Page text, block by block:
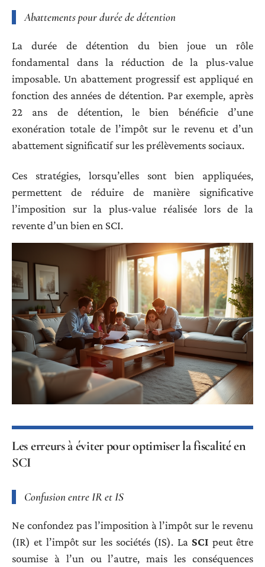
Abattements pour durée de détention
La durée de détention du bien joue un rôle
fondamental dans la réduction de la plus-value
imposable. Un abattement progressif est appliqué en
fonction des années de détention. Par exemple, après
22 ans de détention, le bien bénéficie d’une
exonération totale de l’impôt sur le revenu et d’un
abattement significatif sur les prélèvements sociaux.
Ces stratégies, lorsqu’elles sont bien appliquées,
permettent de réduire de manière significative
l’imposition sur la plus-value réalisée lors de la
revente d’un bien en SCI.
Les erreurs à éviter pour optimiser la fiscalité en
SCI
Confusion entre IR et IS
Ne confondez pas l’imposition à l’impôt sur le revenu
(IR) et l’impôt sur les sociétés (IS). La SCI peut être
soumise à l’un ou l’autre, mais les conséquences